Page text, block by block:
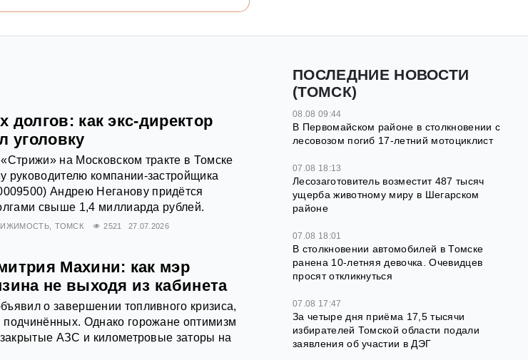
как экс-директор
уголовку
на Московском тракте в Томске
руководителю компании-застройщика
Андрею Неганову придётся
свыше 1,4 миллиарда рублей.
ТОМСК 2521 27.07.2026
Махини: как мэр
не выходя из кабинета
о завершении топливного кризиса,
Однако горожане оптимизм
АЗС и километровые заторы на
ПОСЛЕДНИЕ НОВОСТИ
(ТОМСК)
08.08 09:44
В Первомайском районе в столкновении с
лесовозом погиб 17-летний мотоциклист
07.08 18:13
Лесозаготовитель возместит 487 тысяч
ущерба животному миру в Шегарском
районе
07.08 18:01
В столкновении автомобилей в Томске
ранена 10-летняя девочка. Очевидцев
просят откликнуться
07.08 17:47
За четыре дня приёма 17,5 тысячи
избирателей Томской области подали
заявления об участии в ДЭГ